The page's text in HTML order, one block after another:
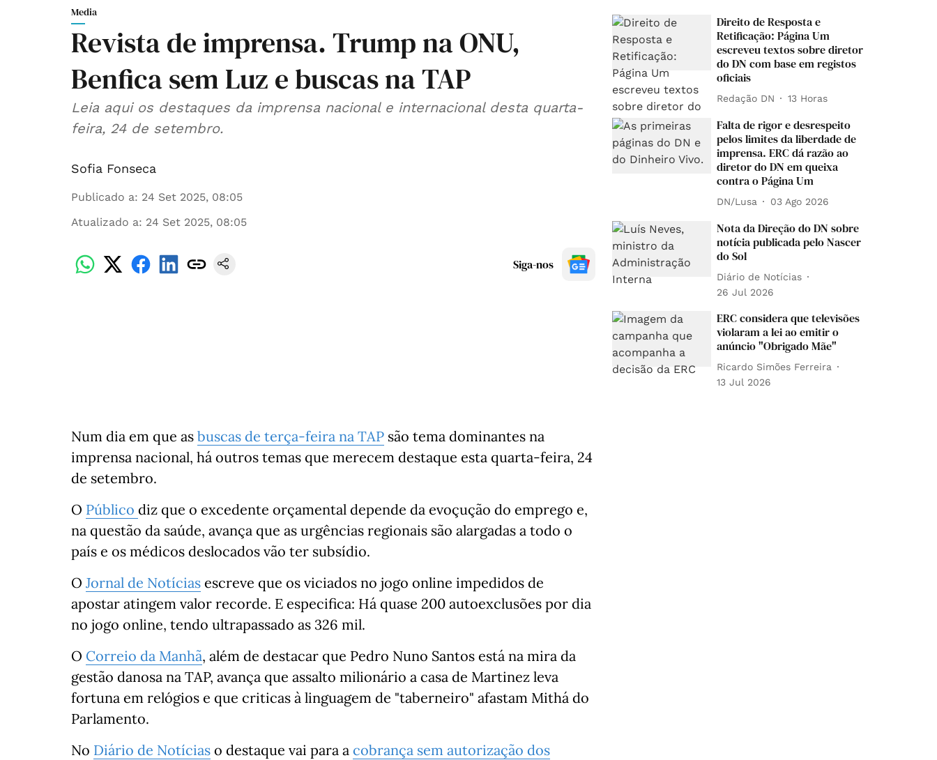
Media
Revista de imprensa. Trump na ONU,
Benfica sem Luz e buscas na TAP
Leia aqui os destaques da imprensa nacional e internacional desta quarta-
feira, 24 de setembro.
Sofia Fonseca
Publicado a: 24 Set 2025, 08:05
Atualizado a: 24 Set 2025, 08:05
Siga-nos
Num dia em que as buscas de terça-feira na TAP são tema dominantes na
imprensa nacional, há outros temas que merecem destaque esta quarta-feira, 24
de setembro.
O Público diz que o excedente orçamental depende da evoçução do emprego e,
na questão da saúde, avança que as urgências regionais são alargadas a todo o
país e os médicos deslocados vão ter subsídio.
O Jornal de Notícias escreve que os viciados no jogo online impedidos de
apostar atingem valor recorde. E especifica: Há quase 200 autoexclusões por dia
no jogo online, tendo ultrapassado as 326 mil.
O Correio da Manhã, além de destacar que Pedro Nuno Santos está na mira da
gestão danosa na TAP, avança que assalto milionário a casa de Martinez leva
fortuna em relógios e que criticas à linguagem de "taberneiro" afastam Mithá do
Parlamento.
No Diário de Notícias o destaque vai para a cobrança sem autorização dos
Direito de Resposta e
Retificação: Página Um
escreveu textos sobre diretor
do DN com base em registos
oficiais
Redação DN 13 Horas
Falta de rigor e desrespeito
pelos limites da liberdade de
imprensa. ERC dá razão ao
diretor do DN em queixa
contra o Página Um
DN/Lusa 03 Ago 2026
Nota da Direção do DN sobre
notícia publicada pelo Nascer
do Sol
Diário de Notícias
26 Jul 2026
ERC considera que televisões
violaram a lei ao emitir o
anúncio "Obrigado Mãe"
Ricardo Simões Ferreira
13 Jul 2026